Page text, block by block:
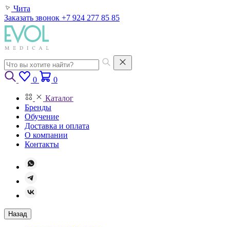
Чита
Заказать звонок +7 924 277 85 85
0 0
Каталог
Бренды
Обучение
Доставка и оплата
О компании
Контакты
Назад